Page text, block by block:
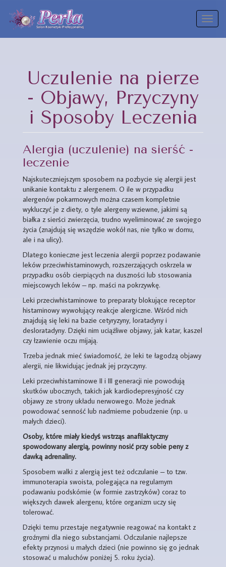
Uczulenie na pierze
- Objawy, Przyczyny
i Sposoby Leczenia
Alergia (uczulenie) na sierść -
leczenie
Najskuteczniejszym sposobem na pozbycie się alergii jest
unikanie kontaktu z alergenem. O ile w przypadku
alergenów pokarmowych można czasem kompletnie
wykluczyć je z diety, o tyle alergeny wziewne, jakimi są
białka z sierści zwierzęcia, trudno wyeliminować ze swojego
życia (znajdują się wszędzie wokół nas, nie tylko w domu,
ale i na ulicy).
Dlatego konieczne jest leczenia alergii poprzez podawanie
leków przeciwhistaminowych, rozszerzających oskrzela w
przypadku osób cierpiących na duszności lub stosowania
miejscowych leków – np. maści na pokrzywkę.
Leki przeciwhistaminowe to preparaty blokujące receptor
histaminowy wywołujący reakcje alergiczne. Wśród nich
znajdują się leki na bazie cetyryzyny, loratadyny i
desloratadyny. Dzięki nim uciążliwe objawy, jak katar, kaszel
czy łzawienie oczu mijają.
Trzeba jednak mieć świadomość, że leki te łagodzą objawy
alergii, nie likwidując jednak jej przyczyny.
Leki przeciwhistaminowe II i III generacji nie powodują
skutków ubocznych, takich jak kardiodepresyjność czy
objawy ze strony układu nerwowego. Może jednak
powodować senność lub nadmierne pobudzenie (np. u
małych dzieci).
Osoby, które miały kiedyś wstrząs anafilaktyczny
spowodowany alergią, powinny nosić przy sobie peny z
dawką adrenaliny.
Sposobem walki z alergią jest też odczulanie – to tzw.
immunoterapia swoista, polegająca na regularnym
podawaniu podskórnie (w formie zastrzyków) coraz to
większych dawek alergenu, które organizm uczy się
tolerować.
Dzięki temu przestaje negatywnie reagować na kontakt z
groźnymi dla niego substancjami. Odczulanie najlepsze
efekty przynosi u małych dzieci (nie powinno się go jednak
stosować u maluchów poniżej 5. roku życia).